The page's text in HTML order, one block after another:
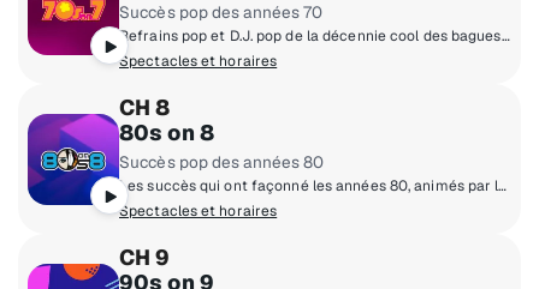
Succès pop des années 70
Refrains pop et D.J. pop de la décennie cool des bagues en pierre de lune, du disco et des pantalons pattes d'éléphant!
Spectacles et horaires
CH 8
80s on 8
Succès pop des années 80
Les succès qui ont façonné les années 80, animés par les VJ originaux de MTV Mark Goodman, Nina Blackwood, Alan Hunter et Quinn.
Spectacles et horaires
CH 9
90s on 9